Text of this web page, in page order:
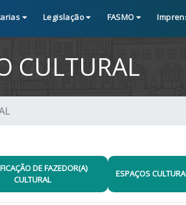
Legislação FASMO
CULTURAL
DE FAZEDOR(A)
CULTURAL
ESPAÇOS